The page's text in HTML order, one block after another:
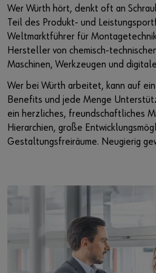
Wer Würth hört, denkt oft an
Teil des Produkt- und
Weltmarktführer für
Hersteller von chemisch-
Maschinen, Werkzeugen und
Wer bei Würth arbeitet, kann auf
Benefits und jede Menge
ein herzliches, freundschaftliches
Hierarchien, große
Gestaltungsfreiräume. Neugierig